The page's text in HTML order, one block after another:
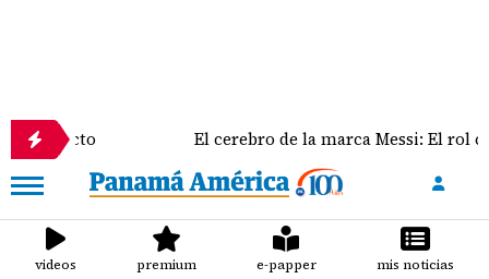
El cerebro de la marca Messi: El rol clave
videos premium e-papper mis noticias